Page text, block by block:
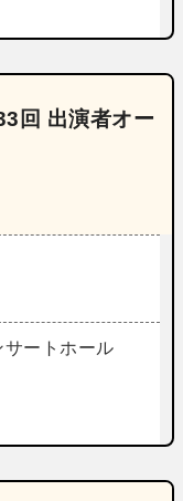
回 出演者オー
サートホール